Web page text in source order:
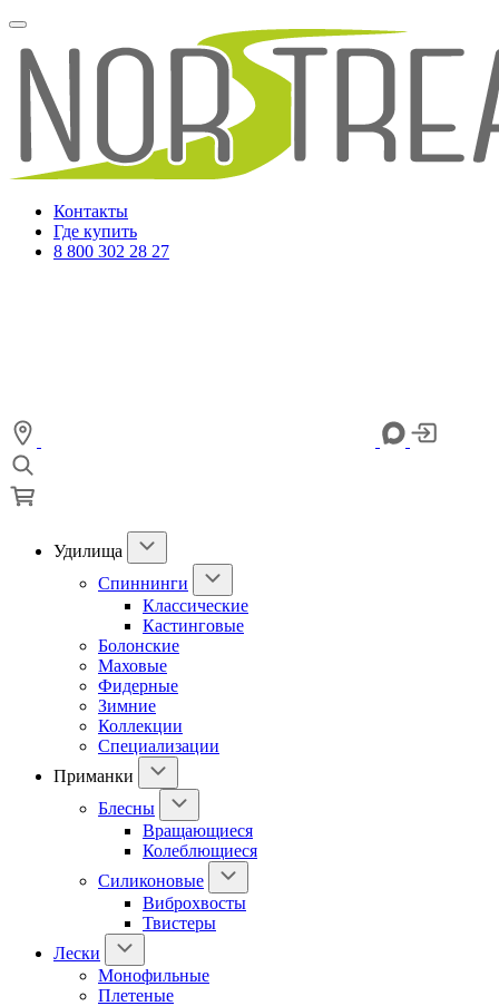
Контакты
Где купить
8 800 302 28 27
Удилища
Спиннинги
Классические
Кастинговые
Болонские
Маховые
Фидерные
Зимние
Коллекции
Специализации
Приманки
Блесны
Вращающиеся
Колеблющиеся
Силиконовые
Виброхвосты
Твистеры
Лески
Монофильные
Плетеные